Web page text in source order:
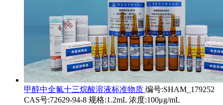
甲醇中全氟十三烷酸溶液标准物质 编号:SHAM_179252
CAS号:72629-94-8 规格:1.2mL 浓度:100μg/mL